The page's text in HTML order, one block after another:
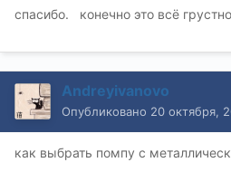
спасибо. конечно это всё
Andreyivanovo
Опубликовано 20 октября,
как выбрать помпу с